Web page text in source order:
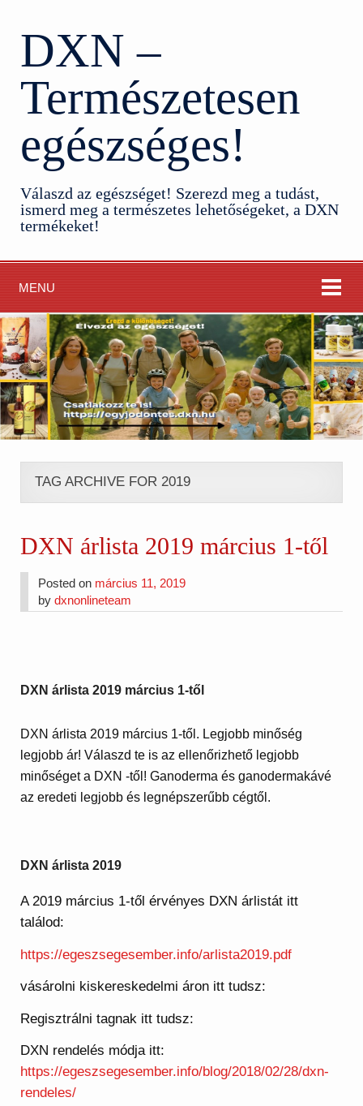
DXN –
Természetesen
egészséges!
Válaszd az egészséget! Szerezd meg a tudást,
ismerd meg a természetes lehetőségeket, a DXN
termékeket!
MENU
TAG ARCHIVE FOR 2019
DXN árlista 2019 március 1-től
Posted on március 11, 2019
bydxnonlineteam
DXN árlista 2019 március 1-től
DXN árlista 2019 március 1-től. Legjobb minőség
legjobb ár! Válaszd te is az ellenőrizhető legjobb
minőséget a DXN -től! Ganoderma és ganodermakávé
az eredeti legjobb és legnépszerűbb cégtől.
DXN árlista 2019
A 2019 március 1-től érvényes DXN árlistát itt
találod:
https://egeszsegesember.info/arlista2019.pdf
vásárolni kiskereskedelmi áron itt tudsz:
Regisztrálni tagnak itt tudsz:
DXN rendelés módja itt:
https://egeszsegesember.info/blog/2018/02/28/dxn-
rendeles/